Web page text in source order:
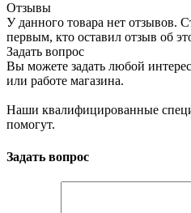
Отзывы
У данного товара нет отзывов.
первым, кто оставил отзыв об
Задать вопрос
Вы можете задать любой
или работе магазина.
Наши квалифицированные
помогут.
Задать вопрос